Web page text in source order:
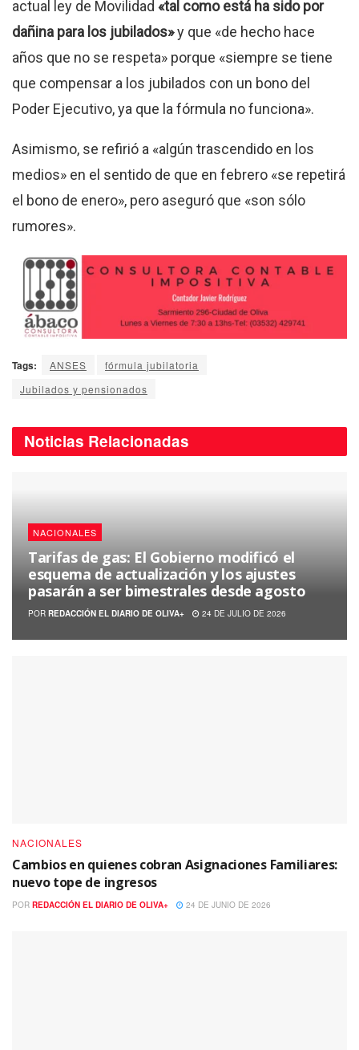
actual ley de Movilidad «tal como está ha sido por
dañina para los jubilados»y que «de hecho hace
años que no se respeta» porque «siempre se tiene
que compensar a los jubilados con un bono del
Poder Ejecutivo, ya que la fórmula no funciona».
Asimismo, se refirió a «algún trascendido en los
medios» en el sentido de que en febrero «se repetirá
el bono de enero», pero aseguró que «son sólo
rumores».
Tags: ANSES
fórmula jubilatoria
Jubilados y pensionados
Noticias Relacionadas
NACIONALES
Tarifas de gas: El Gobierno modificó el
esquema de actualización y los ajustes
pasarán a ser bimestrales desde agosto
POR REDACCIÓN EL DIARIO DE OLIVA+ 24 DE JULIO DE 2026
NACIONALES
Cambios en quienes cobran Asignaciones Familiares:
nuevo tope de ingresos
POR REDACCIÓN EL DIARIO DE OLIVA+ 24 DE JUNIO DE 2026